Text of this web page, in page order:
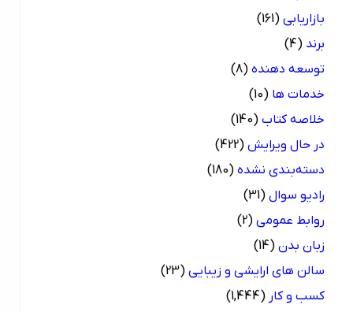
بازاریابی (161)
(4)
توسعه دهنده (8)
خدمات ها (10)
خلاصه کتاب (140)
در حال ویرایش (422)
دسته‌بندی نشده (180)
رادیو سوال (31)
روابط عمومی (2)
زبان بدن (14)
سالن های ارایشی و زیبایی (23)
کسب و کار (1,444)